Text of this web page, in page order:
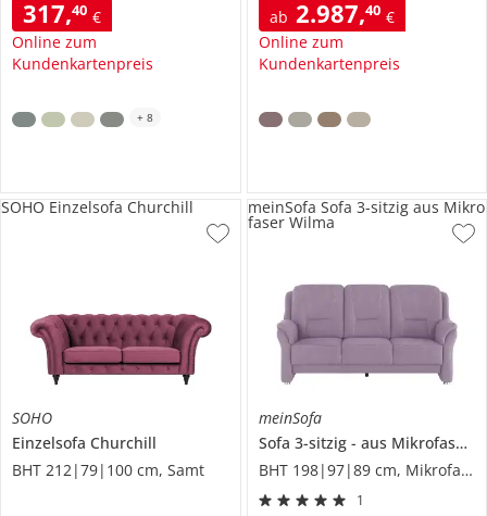
317,40 €
Online zum
Kundenkartenpreis
+ 8
ab 2.987,40 €
Online zum
Kundenkartenpreis
SOHO
Einzelsofa Churchill
BHT 212|79|100 cm, Samt
SOHO Einzelsofa Churchill
meinSofa
Sofa 3-sitzig
aus Mikrofaser
BHT 198|97|89 cm, Mikrofaser
1
meinSofa Sofa 3-sitzig aus Mikro
faser Wilma